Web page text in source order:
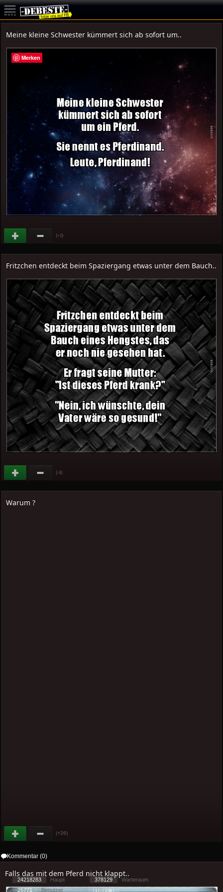
Meine kleine Schwester kümmert sich ab sofort um..
(+2)
Fritzchen entdeckt beim Spaziergang etwas unter dem Bauch..
(-6)
Warum ?
(+26)
Kommentar (0)
Falls das mit dem Pferd nicht klappt..
24218283 Haupt 378129
Warteraum
25771
Benutzer [ 1 ] - ( 2.98 )
Merken